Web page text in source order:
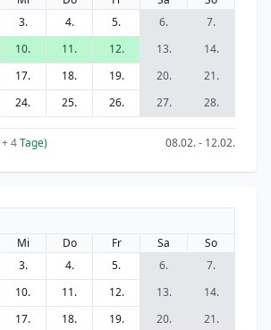
3. 4. 5. 6.
7.
10. 11. 12. 13.
14.
17. 18. 19. 20.
21.
24. 25. 26. 27. 28.
+ 4Tage) 08.02. - 12.02.
Mi Do Fr Sa
So
3. 4. 5. 6.
7.
10. 11. 12. 13.
14.
17. 18. 19. 20.
21.